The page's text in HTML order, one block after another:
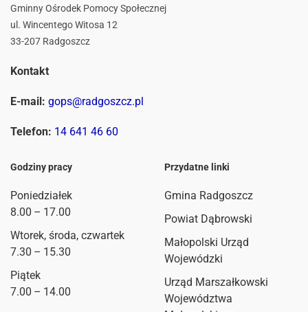
Gminny Ośrodek Pomocy Społecznej
ul. Wincentego Witosa 12
33-207 Radgoszcz
Kontakt
E-mail: gops@radgoszcz.pl
Telefon: 14 641 46 60
Godziny pracy
Poniedziałek
8.00 – 17.00
Wtorek, środa, czwartek
7.30 – 15.30
Piątek
7.00 – 14.00
Przydatne linki
Gmina Radgoszcz
Powiat Dąbrowski
Małopolski Urząd
Wojewódzki
Urząd Marszałkowski
Województwa